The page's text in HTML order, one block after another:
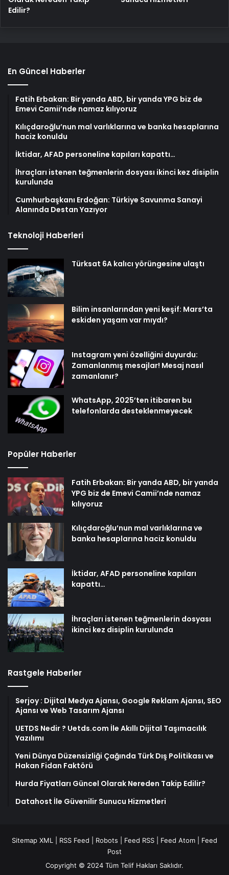
Edilir?
En Güncel Haberler
Fatih Erbakan: Bir yanda ABD, bir yanda YPG biz de
Emevi Camii’nde namaz kılıyoruz
Kılıçdaroğlu’nun mal varlıklarına ve banka hesaplarına
haciz konuldu
İktidar, AFAD personeline kapıları kapattı…
İhraçları istenen teğmenlerin dosyası ikinci kez disiplin
kurulunda
Cumhurbaşkanı Erdoğan: Türkiye Savunma Sanayi
Alanında Destan Yazıyor
Teknoloji Haberleri
Türksat 6A kalıcı yörüngesine ulaştı
Bilim insanlarından yeni keşif: Mars’ta
eskiden yaşam var mıydı?
Instagram yeni özelliğini duyurdu:
Zamanlanmış mesajlar! Mesaj nasıl
zamanlanır?
WhatsApp, 2025’ten itibaren bu
telefonlarda desteklenmeyecek
Popüler Haberler
Fatih Erbakan: Bir yanda ABD, bir yanda
YPG biz de Emevi Camii’nde namaz
kılıyoruz
Kılıçdaroğlu’nun mal varlıklarına ve
banka hesaplarına haciz konuldu
İktidar, AFAD personeline kapıları
kapattı…
İhraçları istenen teğmenlerin dosyası
ikinci kez disiplin kurulunda
Rastgele Haberler
Serjoy : Dijital Medya Ajansı, Google Reklam Ajansı, SEO
Ajansı ve Web Tasarım Ajansı
UETDS Nedir ? Uetds.com İle Akıllı Dijital Taşımacılık
Yazılımı
Yeni Dünya Düzensizliği Çağında Türk Dış Politikası ve
Hakan Fidan Faktörü
Hurda Fiyatları Güncel Olarak Nereden Takip Edilir?
Datahost İle Güvenilir Sunucu Hizmetleri
Sitemap XML RSS Feed Robots Feed RSS Feed Atom
Feed
Post
Copyright © 2024 Tüm Telif Hakları Saklıdır.